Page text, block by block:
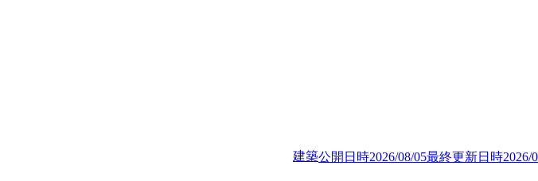
建築公開日時2026/08/05最終更新日時2026/